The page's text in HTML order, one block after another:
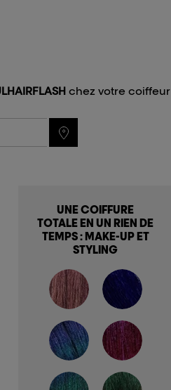
chez votre coiffeur
UNE COIFFURE
TOTALE EN UN RIEN DE
TEMPS : MAKE-UP ET
STYLING